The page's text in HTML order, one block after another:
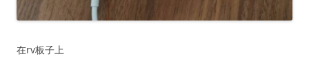
在rv板子上